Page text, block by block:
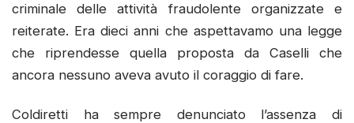
criminale delle attività fraudolente organizzate e
reiterate. Era dieci anni che aspettavamo una legge
che riprendesse quella proposta da Caselli che
ancora nessuno aveva avuto il coraggio di fare.
Coldiretti ha sempre denunciato l’assenza di